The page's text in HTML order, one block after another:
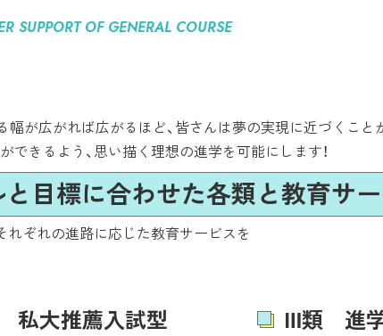
SUPPORT OF GENERAL COURSE
が広がれば広がるほど、皆さんは夢の実現に近づくこと
きるよう、思い描く理想の進学を可能にします！
目標に合わせた各類と教育サ
れぞれの進路に応じた教育サービスを
大推薦入試型 Ⅲ類 進